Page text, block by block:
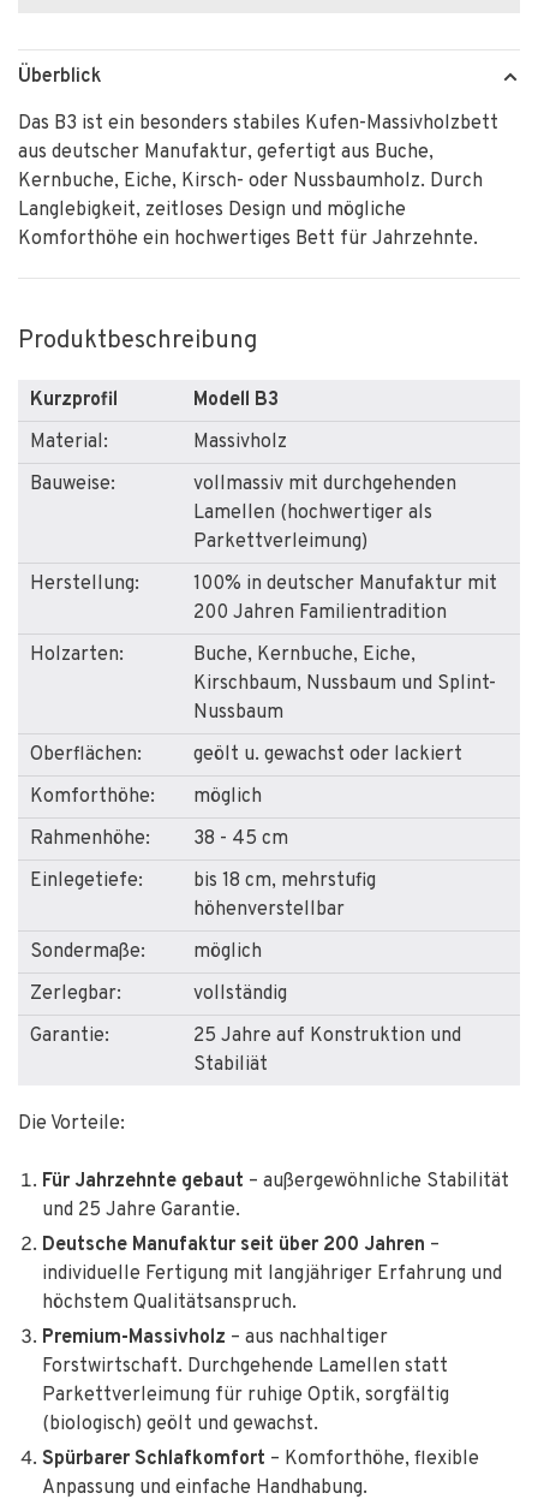
Überblick
Das B3 ist ein besonders stabiles Kufen-Massivholzbett
aus deutscher Manufaktur, gefertigt aus Buche,
Kernbuche, Eiche, Kirsch- oder Nussbaumholz. Durch
Langlebigkeit, zeitloses Design und mögliche
Komforthöhe ein hochwertiges Bett für Jahrzehnte.
Produktbeschreibung
Kurzprofil
Modell B3
Material:
Massivholz
Bauweise:
vollmassiv mit durchgehenden
Lamellen (hochwertiger als
Parkettverleimung)
Herstellung:
100% in deutscher Manufaktur mit
200 Jahren Familientradition
Holzarten:
Buche, Kernbuche, Eiche,
Kirschbaum, Nussbaum und Splint-
Nussbaum
Oberflächen:
geölt u. gewachst oder lackiert
Komforthöhe:
möglich
Rahmenhöhe:
38 - 45 cm
Einlegetiefe:
bis 18 cm, mehrstufig
höhenverstellbar
Sondermaße:
möglich
Zerlegbar:
vollständig
Garantie:
25 Jahre auf Konstruktion und
Stabiliät
Die Vorteile:
Für Jahrzehnte gebaut – außergewöhnliche Stabilität
und 25 Jahre Garantie.
Deutsche Manufaktur seit über 200 Jahren –
individuelle Fertigung mit langjähriger Erfahrung und
höchstem Qualitätsanspruch.
Premium-Massivholz – aus nachhaltiger
Forstwirtschaft. Durchgehende Lamellen statt
Parkettverleimung für ruhige Optik, sorgfältig
(biologisch) geölt und gewachst.
Spürbarer Schlafkomfort – Komforthöhe, flexible
Anpassung und einfache Handhabung.